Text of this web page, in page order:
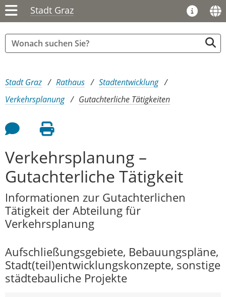
Stadt Graz
Sie sind hier:
Stadt Graz Rathaus
Stadtentwicklung
Verkehrsplanung
Gutachterliche Tätigkeiten
Feedback an Autor
Seite drucken
Verkehrsplanung –
Gutachterliche Tätigkeit
Informationen zur Gutachterlichen
Tätigkeit der Abteilung für
Verkehrsplanung
Aufschließungsgebiete, Bebauungspläne,
Stadt(teil)entwicklungskonzepte, sonstige
städtebauliche Projekte